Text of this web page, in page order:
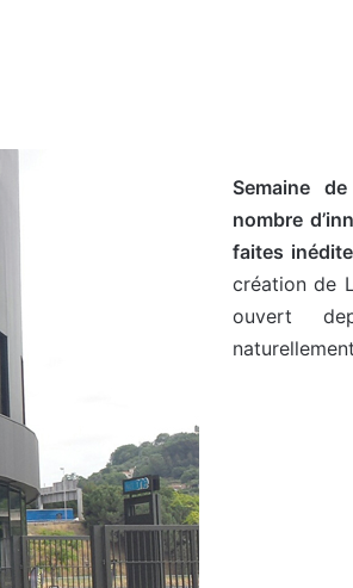
Semaine
nombre
faites
création de
ouvert